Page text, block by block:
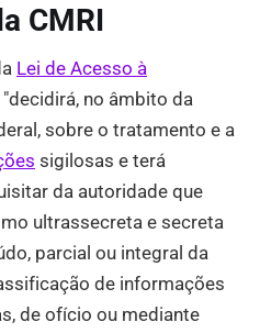
CMRI
Lei de Acesso à
"decidirá, no âmbito da
sobre o tratamento e a
sigilosas e terá
da autoridade que
ultrassecreta e secreta
parcial ou integral da
de informações
de ofício ou mediante